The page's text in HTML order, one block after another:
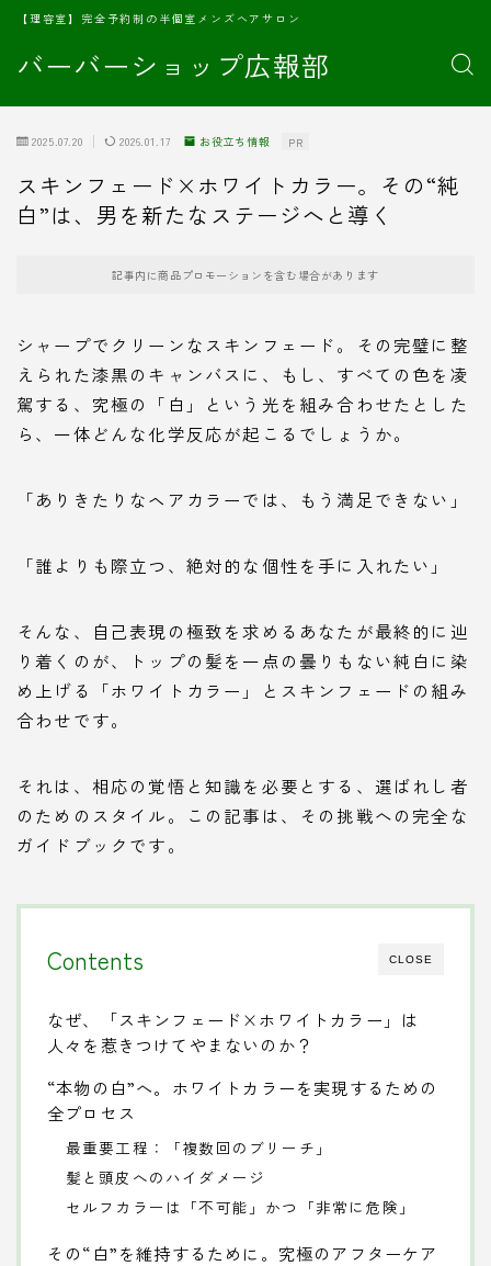
バーバーショップ広報部
【理容室】完全予約制の半個室メンズヘアサロン
2025.07.20 2026.01.17 お役立ち情報 PR
スキンフェード×ホワイトカラー。その“純
白”は、男を新たなステージへと導く
記事内に商品プロモーションを含む場合があります
シャープでクリーンなスキンフェード。その完璧に整
えられた漆黒のキャンバスに、もし、すべての色を凌
駕する、究極の「白」という光を組み合わせたとした
ら、一体どんな化学反応が起こるでしょうか。
「ありきたりなヘアカラーでは、もう満足できない」
「誰よりも際立つ、絶対的な個性を手に入れたい」
そんな、自己表現の極致を求めるあなたが最終的に辿
り着くのが、トップの髪を一点の曇りもない純白に染
め上げる「ホワイトカラー」とスキンフェードの組み
合わせです。
それは、相応の覚悟と知識を必要とする、選ばれし者
のためのスタイル。この記事は、その挑戦への完全な
ガイドブックです。
CLOSE
Contents
なぜ、「スキンフェード×ホワイトカラー」は
人々を惹きつけてやまないのか？
“本物の白”へ。ホワイトカラーを実現するための
全プロセス
最重要工程：「複数回のブリーチ」
髪と頭皮へのハイダメージ
セルフカラーは「不可能」かつ「非常に危険」
その“白”を維持するために。究極のアフターケア